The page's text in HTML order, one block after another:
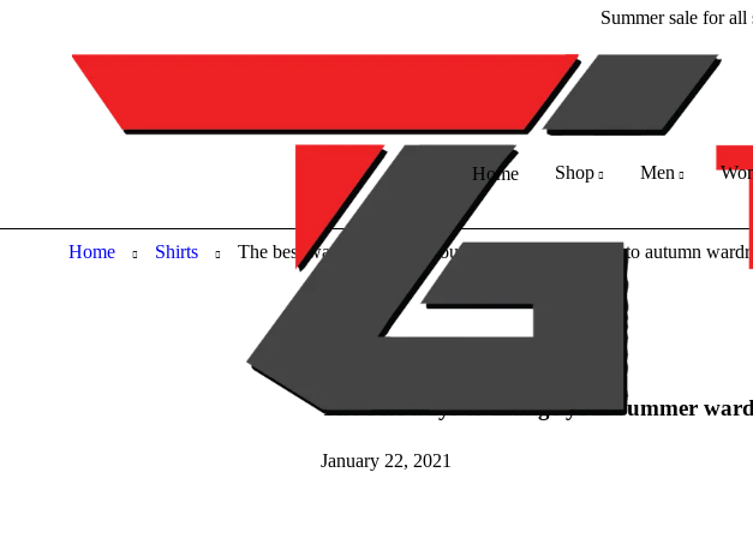
Summer sale for
Home Shop Men
Home Shirts The best ways to change your summer wardrobe into autumn
The best ways to change your summer
January 22, 2021